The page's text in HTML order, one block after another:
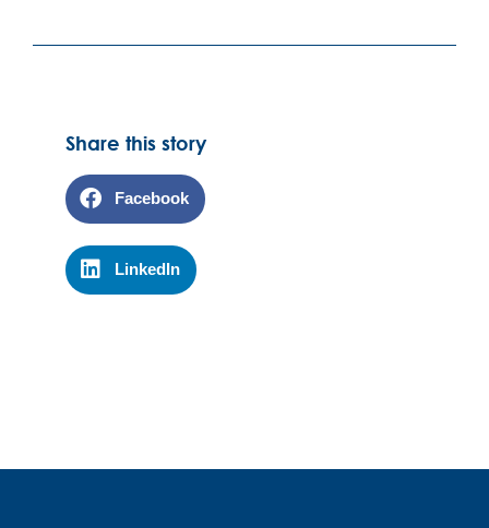
Share this story
Facebook
LinkedIn